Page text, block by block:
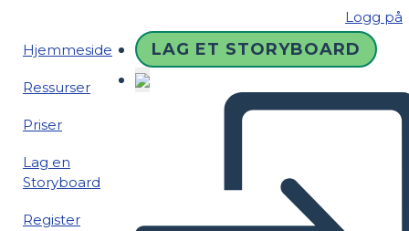
Logg på
Hjemmeside
Ressurser
Priser
Lag en
Storyboard
Register
LAG ET STORYBOARD